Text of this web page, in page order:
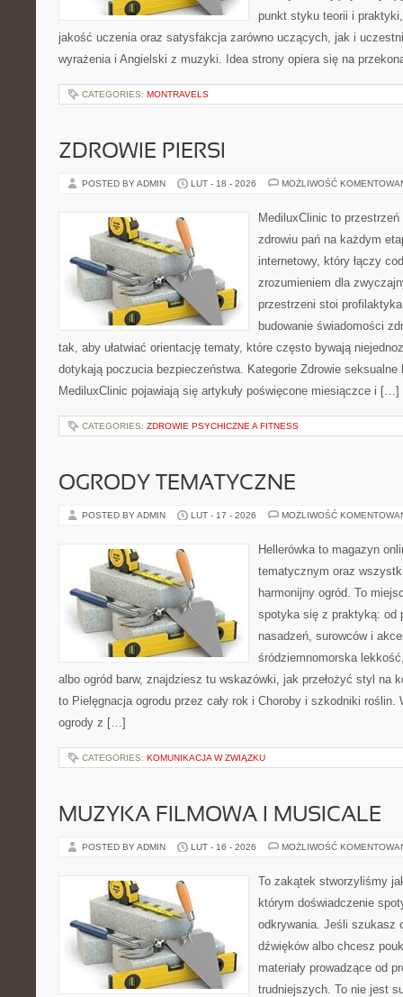
punkt styku teorii i
jakość uczenia oraz satysfakcja zarówno uczących, jak i
wyrażenia i Angielski z muzyki. Idea strony opiera się na
CATEGORIES: MONTRAVELS
ZDROWIE PIERSI
POSTED BY ADMIN LUT - 18 - 2026 MOŻLIWOŚĆ
MediluxClinic to
zdrowiu pań na każdym
internetowy, który łączy
zrozumieniem dla
przestrzeni stoi
budowanie świadomości
tak, aby ułatwiać orientację tematy, które często bywają
dotykają poczucia bezpieczeństwa. Kategorie Zdrowie seksualne
MediluxClinic pojawiają się artykuły poświęcone miesiączce i […]
CATEGORIES: ZDROWIE PSYCHICZNE A FITNESS
OGRODY TEMATYCZNE
POSTED BY ADMIN LUT - 17 - 2026 MOŻLIWOŚĆ
Hellerówka to magazyn
tematycznym oraz
harmonijny ogród. To
spotyka się z praktyką: od
nasadzeń, surowców i
śródziemnomorska
albo ogród barw, znajdziesz tu wskazówki, jak przełożyć styl na
to Pielęgnacja ogrodu przez cały rok i Choroby i szkodniki roślin.
ogrody z […]
CATEGORIES: KOMUNIKACJA W ZWIĄZKU
MUZYKA FILMOWA I MUSICALE
POSTED BY ADMIN LUT - 16 - 2026 MOŻLIWOŚĆ
To zakątek stworzyliśmy
którym doświadczenie
odkrywania. Jeśli szukasz
dźwięków albo chcesz
materiały prowadzące od
trudniejszych. To nie jest